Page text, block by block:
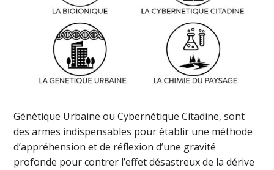
Génétique Urbaine ou Cybernétique Citadine, sont
des armes indispensables pour établir une méthode
d’appréhension et de réflexion d’une gravité
profonde pour contrer l’effet désastreux de la dérive